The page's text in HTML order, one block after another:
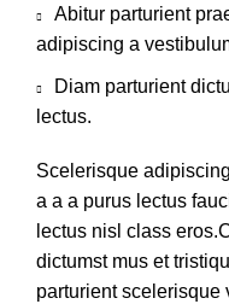
Abitur parturient
adipiscing a
Diam parturient
lectus.
Scelerisque
a a a purus lectus
lectus nisl class
dictumst mus et
parturient scelerisque